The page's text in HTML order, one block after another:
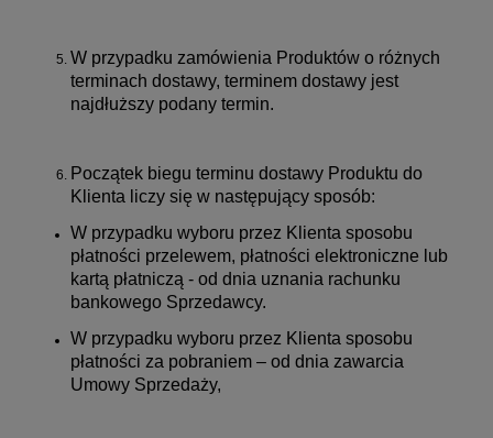
W przypadku zamówienia Produktów o różnych
terminach dostawy, terminem dostawy jest
najdłuższy podany termin.
Początek biegu terminu dostawy Produktu do
Klienta liczy się w następujący sposób:
W przypadku wyboru przez Klienta sposobu
płatności przelewem, płatności elektroniczne lub
kartą płatniczą - od dnia uznania rachunku
bankowego Sprzedawcy.
W przypadku wyboru przez Klienta sposobu
płatności za pobraniem – od dnia zawarcia
Umowy Sprzedaży,